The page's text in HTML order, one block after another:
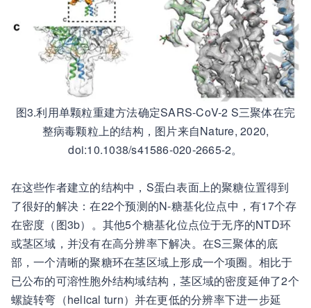
图3.利用单颗粒重建方法确定SARS-CoV-2 S三聚体在完
整病毒颗粒上的结构，图片来自Nature, 2020,
doi:10.1038/s41586-020-2665-2。
在这些作者建立的结构中，S蛋白表面上的聚糖位置得到
了很好的解决：在22个预测的N-糖基化位点中，有17个存
在密度（图3b）。其他5个糖基化位点位于无序的NTD环
或茎区域，并没有在高分辨率下解决。在S三聚体的底
部，一个清晰的聚糖环在茎区域上形成一个项圈。相比于
已公布的可溶性胞外结构域结构，茎区域的密度延伸了2个
螺旋转弯（helical turn）并在更低的分辨率下进一步延